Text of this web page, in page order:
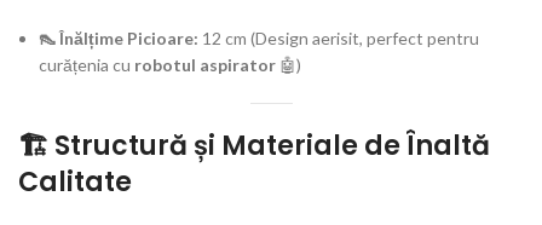
👠 Înălțime Picioare: 12 cm (Design aerisit, perfect pentru
curățenia cu robotul aspirator 🤖)
🏗️ Structură și Materiale de Înaltă
Calitate